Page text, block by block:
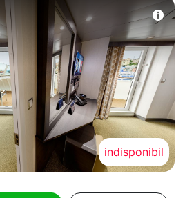
indisponibil